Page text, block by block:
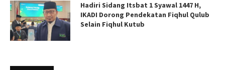
Hadiri Sidang Itsbat 1 Syawal 1447 H,
IKADI Dorong Pendekatan Fiqhul Qulub
Selain Fiqhul Kutub